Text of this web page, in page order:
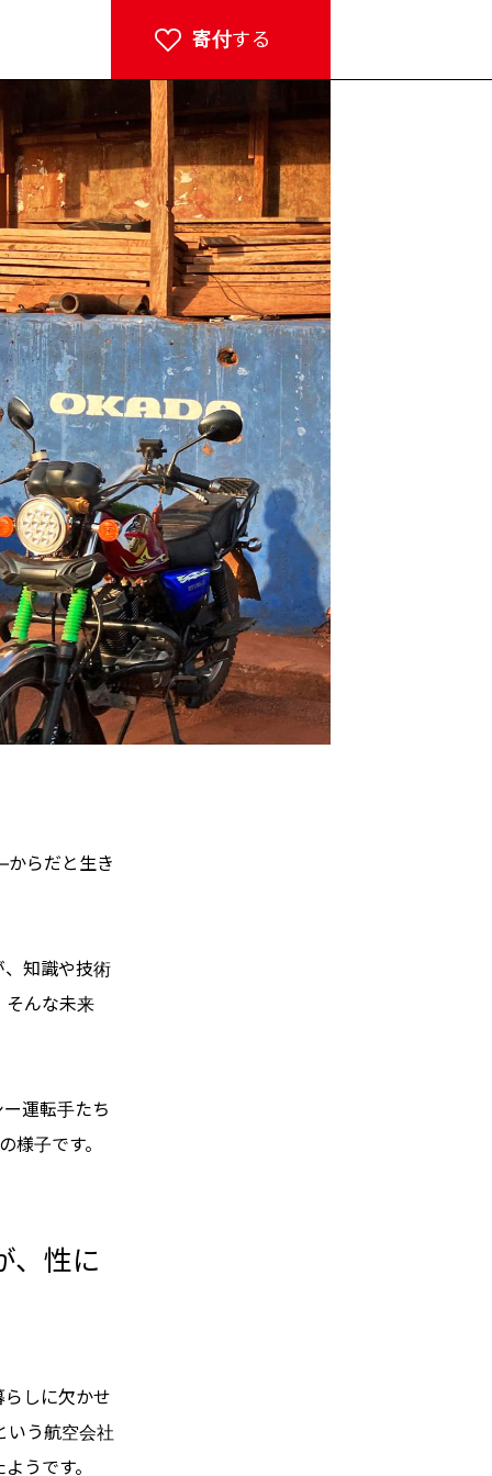
寄付する
らだと生き
知識や技術
そんな未来
運転手たち
様子です。
、性に
しに欠かせ
いう航空会社
うです。